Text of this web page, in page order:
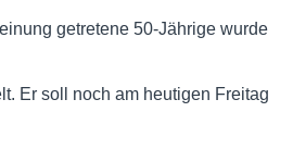
getretene 50-Jährige wurde
Er soll noch am heutigen Freitag